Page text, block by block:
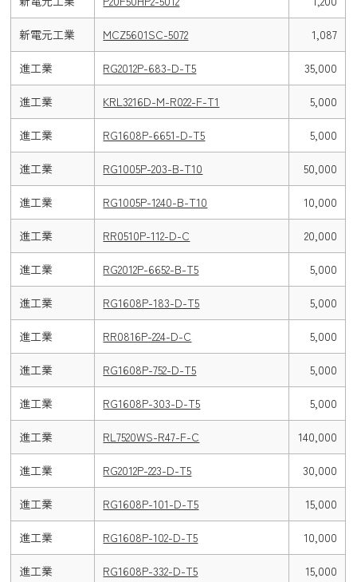
新電元工業 MCZ5601SC-5072 1,087
進工業 RG2012P-683-D-T5 35,000
進工業 KRL3216D-M-R022-F-T1 5,000
進工業 RG1608P-6651-D-T5 5,000
進工業 RG1005P-203-B-T10 50,000
進工業 RG1005P-1240-B-T10 10,000
進工業 RR0510P-112-D-C 20,000
進工業 RG2012P-6652-B-T5 5,000
進工業 RG1608P-183-D-T5 5,000
進工業 RR0816P-224-D-C 5,000
進工業 RG1608P-752-D-T5 5,000
進工業 RG1608P-303-D-T5 5,000
進工業 RL7520WS-R47-F-C 140,000
進工業 RG2012P-223-D-T5 30,000
進工業 RG1608P-101-D-T5 15,000
進工業 RG1608P-102-D-T5 10,000
進工業 RG1608P-332-D-T5 15,000